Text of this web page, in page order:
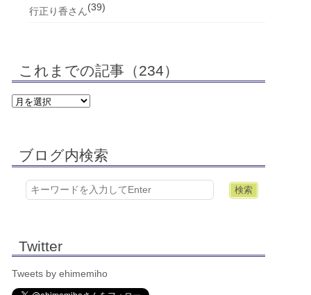
行正り香さん(39)
これまでの記事（234）
ブログ内検索
Twitter
Tweets by ehimemiho